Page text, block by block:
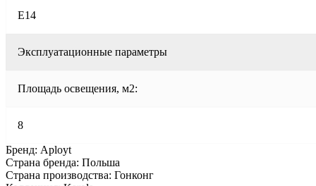
E14
Эксплуатационные параметры
Площадь освещения, м2:
8
Бренд: Aployt
Страна бренда: Польша
Страна производства: Гонконг